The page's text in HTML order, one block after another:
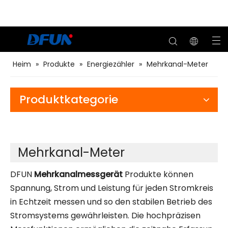
Heim » Produkte » Energiezähler » Mehrkanal-Meter
Produktkategorie
Mehrkanal-Meter
DFUN Mehrkanalmessgerät Produkte können
Spannung, Strom und Leistung für jeden Stromkreis
in Echtzeit messen und so den stabilen Betrieb des
Stromsystems gewährleisten. Die hochpräzisen